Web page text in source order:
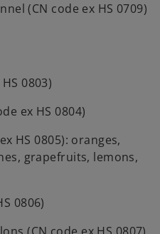
(CN code ex HS 0709)
0803)
ex HS 0804)
HS 0805): oranges,
grapefruits, lemons,
0806)